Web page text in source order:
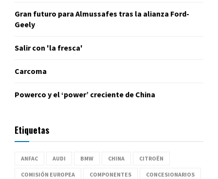
Gran futuro para Almussafes tras la alianza Ford-
Geely
Salir con 'la fresca'
Carcoma
Powerco y el ‘power’ creciente de China
Etiquetas
ANFAC AUDI BMW CHINA CITROËN
COMISIÓN EUROPEA COMPONENTES CONCESIONARIOS